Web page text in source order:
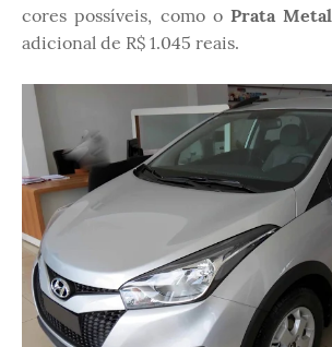
cores possíveis, como o Prata Metal
adicional de R$ 1.045 reais.